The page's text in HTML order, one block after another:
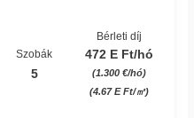
Szobák
5
Bérleti díj
472 E Ft/hó
(1.300 €/hó)
(4.67 E Ft/㎡)